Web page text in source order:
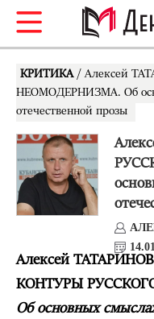
КРИТИКА / Алексей
НЕОМОДЕРНИЗМА. Об
отечественной прозы
Алексей ТАТАРИНОВ
КОНТУРЫ
Об основных